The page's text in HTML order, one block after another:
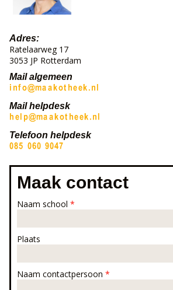
Adres:
Ratelaarweg 17
3053 JP Rotterdam
Mail algemeen
Mail helpdesk
Telefoon helpdesk
Maak contact
Naam school *
Plaats
Naam contactpersoon *